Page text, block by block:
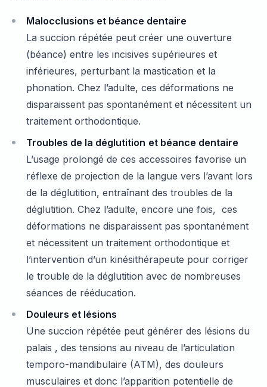
Malocclusions et béance dentaire
La succion répétée peut créer une ouverture
(béance) entre les incisives supérieures et
inférieures, perturbant la mastication et la
phonation. Chez l’adulte, ces déformations ne
disparaissent pas spontanément et nécessitent un
traitement orthodontique.
Troubles de la déglutition et béance dentaire
L’usage prolongé de ces accessoires favorise un
réflexe de projection de la langue vers l’avant lors
de la déglutition, entraînant des troubles de la
déglutition. Chez l’adulte, encore une fois, ces
déformations ne disparaissent pas spontanément
et nécessitent un traitement orthodontique et
l’intervention d’un kinésithérapeute pour corriger
le trouble de la déglutition avec de nombreuses
séances de rééducation.
Douleurs et lésions
Une succion répétée peut générer des lésions du
palais , des tensions au niveau de l’articulation
temporo-mandibulaire (ATM), des douleurs
musculaires et donc l’apparition potentielle de